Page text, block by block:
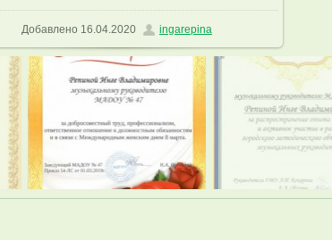
Добавлено 16.04.2020 ingarepina